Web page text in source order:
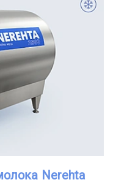
Nerehta